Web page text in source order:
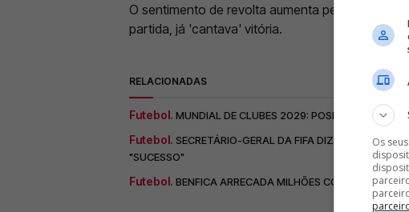
O sentimento de revolta aumenta pelo facto de
partida, já 'cantava' vitória.
RELACIONADAS
Futebol. MUNDIAL DE CLUBES 2029: POSIÇÃO NO
Futebol. SECRETÁRIO-GERAL DA FIFA DIZ QUE
"SUCESSO"
Futebol. BENFICA ARRECADA MILHÕES COM O
Os